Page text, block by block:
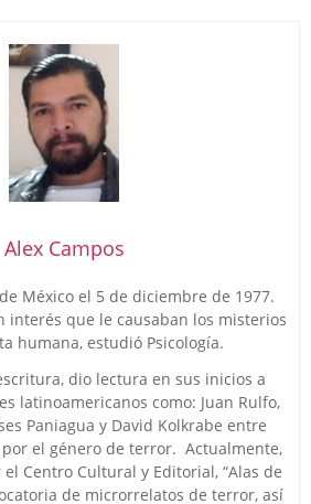
Alex Campos
México el 5 de diciembre de 1977.
interés que le causaban los misterios
humana, estudió Psicología.
dio lectura en sus inicios a
latinoamericanos como: Juan Rulfo,
Paniagua y David Kolkrabe entre
el género de terror. Actualmente,
Centro Cultural y Editorial, “Alas de
de microrrelatos de terror, así